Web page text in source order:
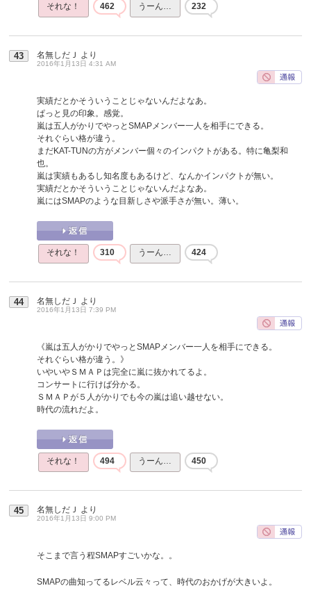
それな！ 462 うーん… 232
43 名無しだＪ より
2016年1月13日 4:31 AM
実績だとかそういうことじゃないんだよなあ。
ぱっと見の印象。感覚。
嵐は五人がかりでやっとSMAPメンバー一人を相手にできる。
それぐらい格が違う。
まだKAT-TUNの方がメンバー個々のインパクトがある。特に亀梨和
也。
嵐は実績もあるし知名度もあるけど、なんかインパクトが無い。
実績だとかそういうことじゃないんだよなあ。
嵐にはSMAPのような目新しさや派手さが無い。薄い。
それな！ 310 うーん… 424
44 名無しだＪ より
2016年1月13日 7:39 PM
《嵐は五人がかりでやっとSMAPメンバー一人を相手にできる。
それぐらい格が違う。》
いやいやＳＭＡＰは完全に嵐に抜かれてるよ。
コンサートに行けば分かる。
ＳＭＡＰが５人がかりでも今の嵐は追い越せない。
時代の流れだよ。
それな！ 494 うーん… 450
45 名無しだＪ より
2016年1月13日 9:00 PM
そこまで言う程SMAPすごいかな。。
SMAPの曲知ってるレベル云々って、時代のおかげが大きいよ。